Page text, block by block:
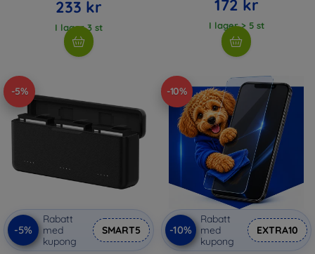
233 kr
I lager 3 st
172 kr
I lager > 5 st
-5%
-5%
Rabatt
med
kupong
SMART5
-10%
-10%
Rabatt
med
kupong
EXTRA10